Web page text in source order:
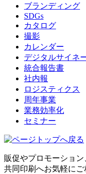
ブランディング
SDGs
カタログ
撮影
カレンダー
デジタルサイネ
統合報告書
社内報
ロジスティクス
周年事業
業務効率化
セミナー
販促やプロモーショ
共同印刷へお気軽にご